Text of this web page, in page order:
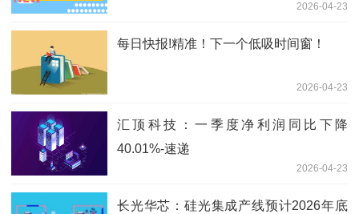
2026-04-23
每日快报!精准！下一个低吸时间窗！
2026-04-23
汇顶科技：一季度净利润同比下降
40.01%-速递
2026-04-23
长光华芯：硅光集成产线预计2026年底